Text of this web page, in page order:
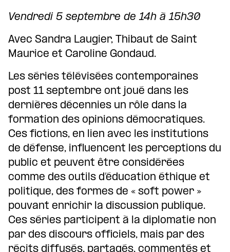
Vendredi 5 septembre de 14h à 15h30
Avec Sandra Laugier, Thibaut de Saint
Maurice et Caroline Gondaud.
Les séries télévisées contemporaines
post 11 septembre ont joué dans les
dernières décennies un rôle dans la
formation des opinions démocratiques.
Ces fictions, en lien avec les institutions
de défense, influencent les perceptions du
public et peuvent être considérées
comme des outils d’éducation éthique et
politique, des formes de « soft power »
pouvant enrichir la discussion publique.
Ces séries participent à la diplomatie non
par des discours officiels, mais par des
récits diffusés, partagés, commentés et